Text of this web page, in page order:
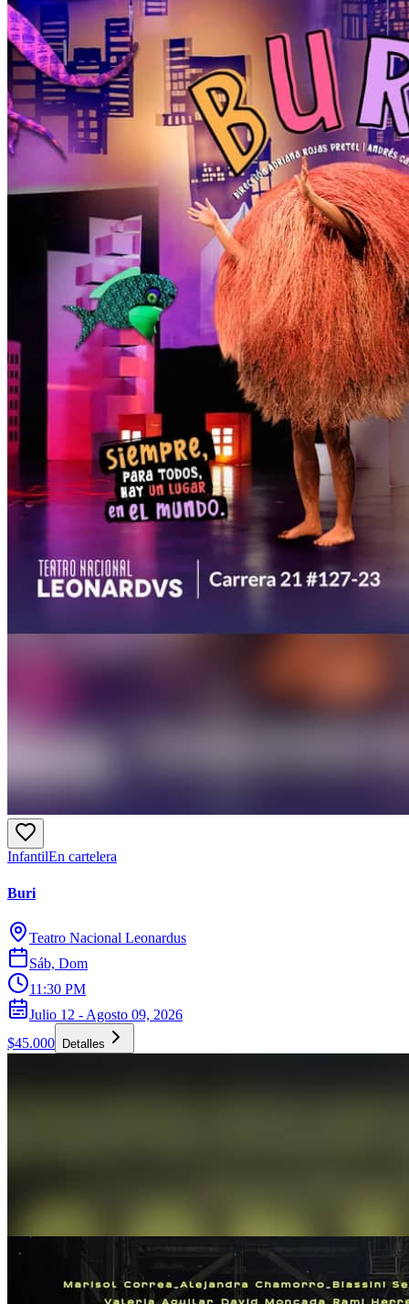
InfantilEn cartelera
Buri
Teatro Nacional Leonardus
Sáb, Dom
11:30 PM
Julio 12 - Agosto 09, 2026
$45.000
Detalles